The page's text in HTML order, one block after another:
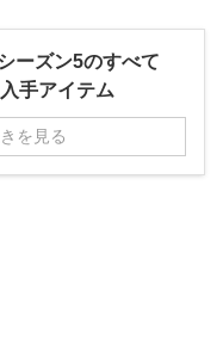
ーズン5のすべて
手アイテム
を見る